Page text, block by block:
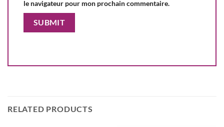
le navigateur pour mon prochain commentaire.
RELATED PRODUCTS